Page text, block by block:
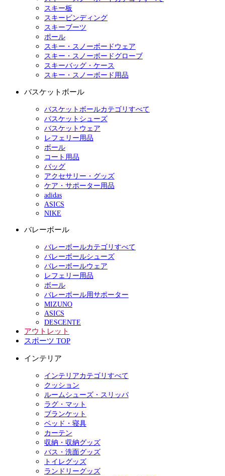
スキー板
スキービンディング
スキーブーツ
ポール
スキー・スノーボードウェア
スキー・スノーボードグローブ
スキーバッグ・ケース
スキー・スノーボード用品
バスケットボール
バスケットボールカテゴリすべて
バスケットシューズ
バスケットウェア
レフェリー用品
ボール
コート用品
バッグ
アクセサリー・グッズ
ケア・サポーター用品
adidas
ASICS
NIKE
バレーボール
バレーボールカテゴリすべて
バレーボールシューズ
バレーボールウェア
レフェリー用品
ボール
バレーボール用サポーター
MIZUNO
ASICS
DESCENTE
アウトレット
スポーツ TOP
インテリア
インテリアカテゴリすべて
クッション
ルームシューズ・スリッパ
ラグ・マット
ブランケット
ベッド・寝具
カーテン
収納・収納グッズ
バス・洗面グッズ
トイレグッズ
ランドリーグッズ